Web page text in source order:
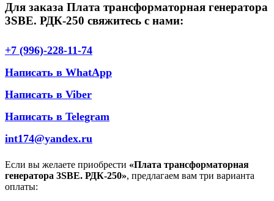
Для заказа Плата трансформаторная генератора
3SBE. РДК-250 свяжитесь с нами:
+7 (996)-228-11-74
Написать в WhatApp
Написать в Viber
Написать в Telegram
int174@yandex.ru
Если вы желаете приобрести «Плата трансформаторная
генератора 3SBE. РДК-250», предлагаем вам три варианта
оплаты: